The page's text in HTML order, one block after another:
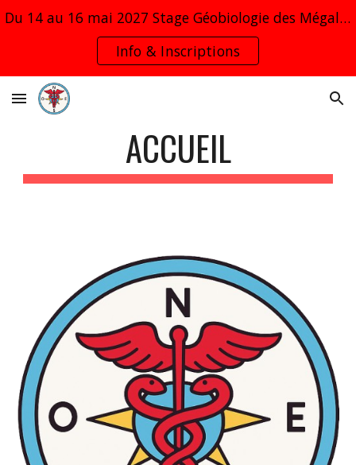
Skip to navigation
Du 14 au 16 mai 2027 Stage Géobiologie des Mégalithes et leurs fréquences de soins avec Spooky2 en Suisse romande
Info & Inscriptions
ACCUEIL